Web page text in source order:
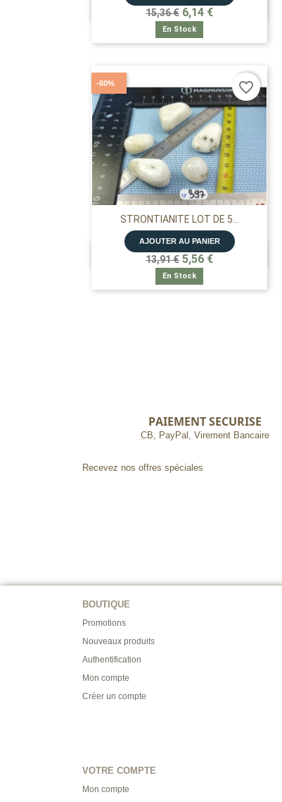
15,36 € 6,14 €
En Stock
APERÇU RAPIDE
STRONTIANITE LOT DE 5...
AJOUTER AU PANIER
13,91 € 5,56 €
En Stock
-60%
APERÇU RAPIDE
favorite_border
PAIEMENT SECURISE
CB, PayPal, Virement Bancaire
Recevez nos offres spéciales
BOUTIQUE
Promotions
Nouveaux produits
Authentification
Mon compte
Créer un compte
VOTRE COMPTE
Mon compte